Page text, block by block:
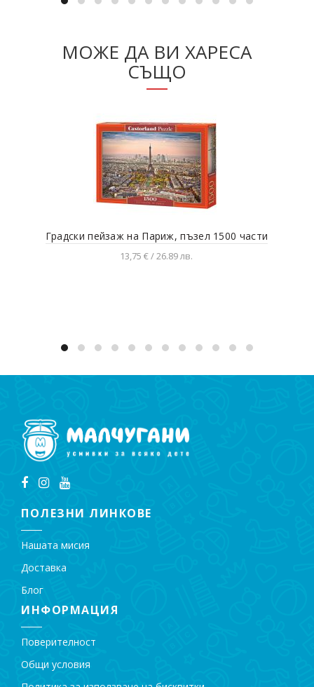
МОЖЕ ДА ВИ ХАРЕСА
СЪЩО
Градски пейзаж на Париж, пъзел 1500 части
13,75 € / 26.89 лв.
ПОЛЕЗНИ ЛИНКОВЕ
Нашата мисия
Доставка
Блог
ИНФОРМАЦИЯ
Поверителност
Общи условия